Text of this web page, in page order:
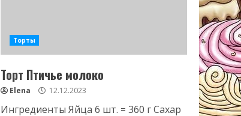
Торты
Торт Птичье молоко
Elena 12.12.2023
Ингредиенты Яйца 6 шт. = 360 г Сахар